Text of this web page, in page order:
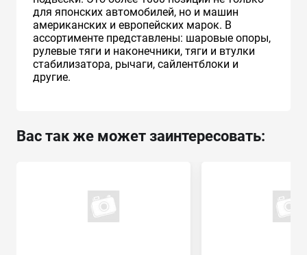
для японских автомобилей, но и машин
американских и европейских марок. В
ассортименте представлены: шаровые опоры,
рулевые тяги и наконечники, тяги и втулки
стабилизатора, рычаги, сайлентблоки и
другие.
Вас так же может заинтересовать: